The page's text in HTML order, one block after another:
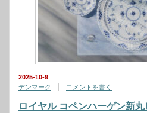
2025-10-9
デンマーク
コメントを書く
ロイヤル コペンハーゲン新